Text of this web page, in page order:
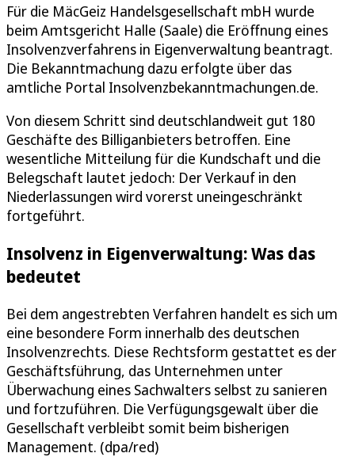
Für die MäcGeiz Handelsgesellschaft mbH wurde
beim Amtsgericht Halle (Saale) die Eröffnung eines
Insolvenzverfahrens in Eigenverwaltung beantragt.
Die Bekanntmachung dazu erfolgte über das
amtliche Portal Insolvenzbekanntmachungen.de.
Von diesem Schritt sind deutschlandweit gut 180
Geschäfte des Billiganbieters betroffen. Eine
wesentliche Mitteilung für die Kundschaft und die
Belegschaft lautet jedoch: Der Verkauf in den
Niederlassungen wird vorerst uneingeschränkt
fortgeführt.
Insolvenz in Eigenverwaltung: Was das
bedeutet
Bei dem angestrebten Verfahren handelt es sich um
eine besondere Form innerhalb des deutschen
Insolvenzrechts. Diese Rechtsform gestattet es der
Geschäftsführung, das Unternehmen unter
Überwachung eines Sachwalters selbst zu sanieren
und fortzuführen. Die Verfügungsgewalt über die
Gesellschaft verbleibt somit beim bisherigen
Management. (dpa/red)